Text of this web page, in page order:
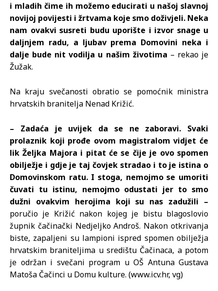
i mladih čime ih možemo educirati u našoj slavnoj
novijoj povijesti i žrtvama koje smo doživjeli. Neka
nam ovakvi susreti budu uporište i izvor snage u
daljnjem radu, a ljubav prema Domovini neka i
dalje bude nit vodilja u našim životima – rekao je
Žužak.
Na kraju svečanosti obratio se pomoćnik ministra
hrvatskih branitelja Nenad Križić.
– Zadaća je uvijek da se ne zaboravi. Svaki
prolaznik koji prođe ovom magistralom vidjet će
lik Željka Majora i pitat će se čije je ovo spomen
obilježje i gdje je taj čovjek stradao i to je istina o
Domovinskom ratu. I stoga, nemojmo se umoriti
čuvati tu istinu, nemojmo odustati jer to smo
dužni ovakvim herojima koji su nas zadužili –
poručio je Križić nakon kojeg je bistu blagoslovio
župnik čačinački Nedjeljko Androš. Nakon otkrivanja
biste, zapaljeni su lampioni ispred spomen obilježja
hrvatskim braniteljima u središtu Čačinaca, a potom
je održan i svečani program u OŠ Antuna Gustava
Matoša Čačinci u Domu kulture. (www.icv.hr, vg)